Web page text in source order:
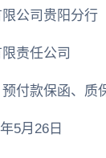
公司贵阳分行
责任公司
付款保函、质
5月26日